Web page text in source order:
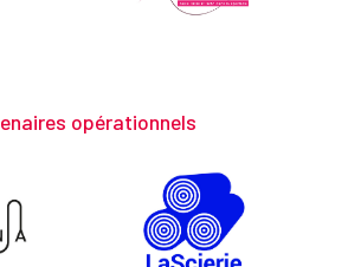
opérationnels